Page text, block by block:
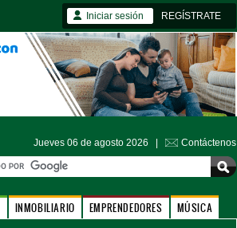
Iniciar sesión REGÍSTRATE
Jueves 06 de agosto 2026 | Contáctenos
INMOBILIARIO EMPRENDEDORES MÚSICA